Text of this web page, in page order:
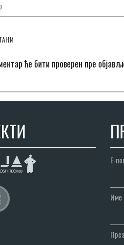
ће бити проверен пре
Е-
Име